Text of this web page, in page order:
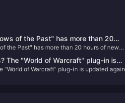
of the Past" has more than 20
to 10 movies
the Past" has more than 20 hours of new
The "World of Warcraft" plug-in is
"World of Warcraft" plug-in is updated again